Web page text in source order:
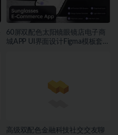
60屏双配色太阳镜眼镜店电子商
城APP UI界面设计Figma模板套件
高级双配色金融科技社交交友聊